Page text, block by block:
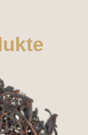
weist